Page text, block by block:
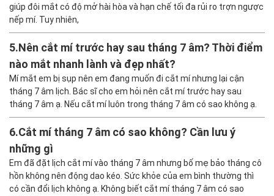
giúp đôi mắt có độ mở hài hòa và hạn chế tối đa rủi ro trợn ngược
nếp mí. Tuy nhiên,
5.Nên cắt mí trước hay sau tháng 7 âm? Thời điểm
nào mắt nhanh lành và đẹp nhất?
Mí mắt em bị sụp nên em đang muốn đi cắt mí nhưng lại cận
tháng 7 âm lịch. Bác sĩ cho em hỏi nên cắt mí trước hay sau
tháng 7 âm ạ. Nếu cắt mí luôn trong tháng 7 âm có sao không ạ.
6.Cắt mí tháng 7 âm có sao không? Cần lưu ý
những gì
Em đã đặt lịch cắt mí vào tháng 7 âm nhưng bố mẹ bảo tháng cô
hồn không nên động dao kéo. Sức khỏe của em bình thường thì
có cần đổi lịch không ạ. Không biết cắt mí tháng 7 âm có sao